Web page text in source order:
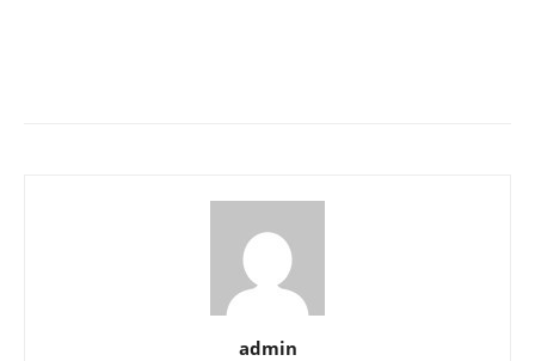
admin